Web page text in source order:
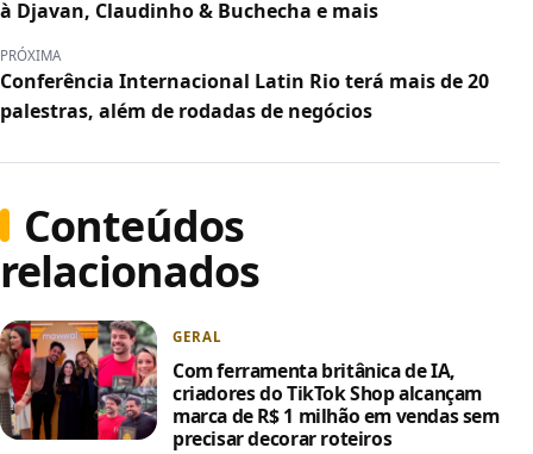
à Djavan, Claudinho & Buchecha e mais
PRÓXIMA
Conferência Internacional Latin Rio terá mais de 20
palestras, além de rodadas de negócios
Conteúdos
relacionados
GERAL
Com ferramenta britânica de IA,
criadores do TikTok Shop alcançam
marca de R$ 1 milhão em vendas sem
precisar decorar roteiros